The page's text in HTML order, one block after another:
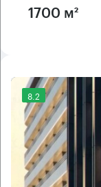
1700 м²
8.2